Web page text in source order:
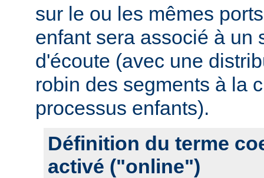
sur le ou les mêmes
enfant sera associé à un
d'écoute (avec une
robin des segments à la
processus enfants).
Définition du terme
activé ("online")